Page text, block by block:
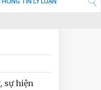
VIỆT NAM
sự hiện